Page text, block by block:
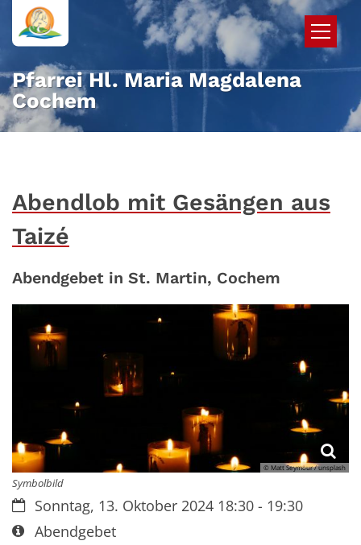
Zum Inhalt springen
Pfarrei Hl. Maria Magdalena
Cochem
Abendlob mit Gesängen aus
Taizé
Abendgebet in St. Martin, Cochem
© Matt Seymour / unsplash
Symbolbild
Datum:Sonntag, 13. Oktober 2024 18:30 - 19:30
Art bzw. Nummer:
Abendgebet